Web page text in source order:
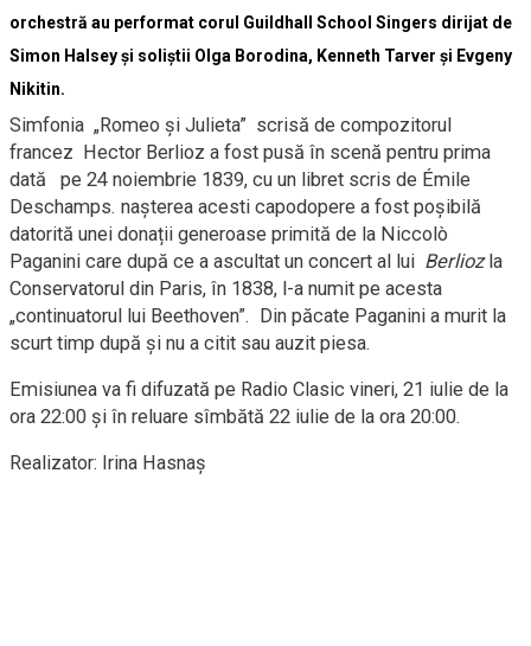
orchestră au performat corul Guildhall School Singers dirijat de
Simon Halsey și soliștii Olga Borodina, Kenneth Tarver și Evgeny
Nikitin.
Simfonia „Romeo și Julieta” scrisă de compozitorul
francez Hector Berlioz a fost pusă în scenă pentru prima
dată pe 24 noiembrie 1839, cu un libret scris de Émile
Deschamps. nașterea acesti capodopere a fost poșibilă
datorită unei donații generoase primită de la Niccolò
Paganini care după ce a ascultat un concert al lui Berliozla
Conservatorul din Paris, în 1838, l-a numit pe acesta
„continuatorul lui Beethoven”. Din păcate Paganini a murit la
scurt timp după și nu a citit sau auzit piesa.
Emisiunea va fi difuzată pe Radio Clasic vineri, 21 iulie de la
ora 22:00 și în reluare sîmbătă 22 iulie de la ora 20:00.
Realizator: Irina Hasnaș